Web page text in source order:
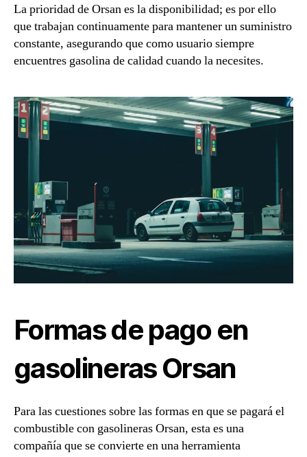
La prioridad de Orsan es la disponibilidad; es por ello
que trabajan continuamente para mantener un suministro
constante, asegurando que como usuario siempre
encuentres gasolina de calidad cuando la necesites.
Formas de pago en
gasolineras Orsan
Para las cuestiones sobre las formas en que se pagará el
combustible con gasolineras Orsan, esta es una
compañía que se convierte en una herramienta